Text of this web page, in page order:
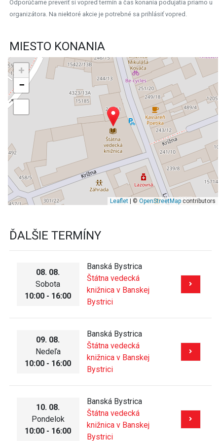
Odporúčame preveriť si vopred termín a čas konania podujatia priamo u
organizátora. Na niektoré akcie je potrebné sa prihlásiť vopred.
MIESTO KONANIA
+
−
Leaflet| © OpenStreetMapcontributors
ĎALŠIE TERMÍNY
08. 08.
Sobota
10:00 - 16:00
Banská Bystrica
Štátna vedecká
knižnica v Banskej
Bystrici
09. 08.
Nedeľa
10:00 - 16:00
Banská Bystrica
Štátna vedecká
knižnica v Banskej
Bystrici
10. 08.
Pondelok
10:00 - 16:00
Banská Bystrica
Štátna vedecká
knižnica v Banskej
Bystrici